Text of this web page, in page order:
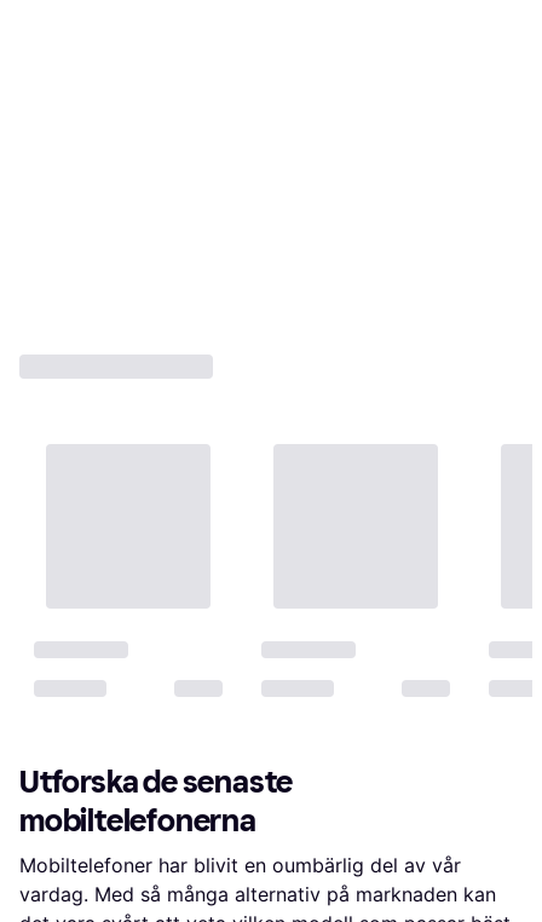
Utforska de senaste
mobiltelefonerna
Mobiltelefoner har blivit en oumbärlig del av vår
vardag. Med så många alternativ på marknaden kan